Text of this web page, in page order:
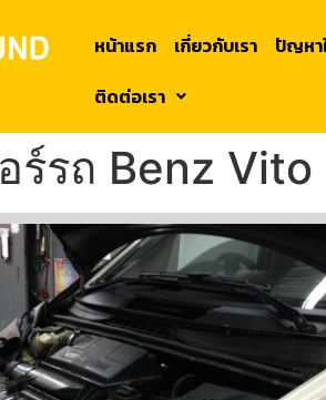
หน้าแรก เกี่ยวกับเรา ปัญหา
ติดต่อเรา
ร์รถ Benz Vito